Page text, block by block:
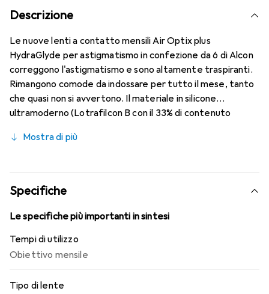
Descrizione
Le nuove lenti a contatto mensili Air Optix plus
HydraGlyde per astigmatismo in confezione da 6 di Alcon
correggono l'astigmatismo e sono altamente traspiranti.
Rimangono comode da indossare per tutto il mese, tanto
che quasi non si avvertono. Il materiale in silicone
ultramoderno (Lotrafilcon B con il 33% di contenuto
Moisture Matrix e la nota tecnologia SmartShield,
conosci. Comfort e assenza di fastidi per tutto il giorno
con queste lenti mensili.
Mostra di più
Specifiche
Le specifiche più importanti in sintesi
Tempi di utilizzo
Obiettivo mensile
Tipo di lente